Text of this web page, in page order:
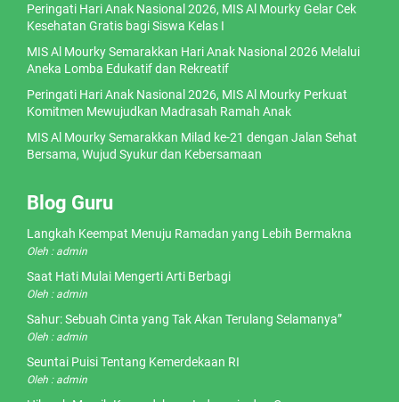
Peringati Hari Anak Nasional 2026, MIS Al Mourky Gelar Cek
Kesehatan Gratis bagi Siswa Kelas I
MIS Al Mourky Semarakkan Hari Anak Nasional 2026 Melalui
Aneka Lomba Edukatif dan Rekreatif
Peringati Hari Anak Nasional 2026, MIS Al Mourky Perkuat
Komitmen Mewujudkan Madrasah Ramah Anak
MIS Al Mourky Semarakkan Milad ke-21 dengan Jalan Sehat
Bersama, Wujud Syukur dan Kebersamaan
Blog Guru
Langkah Keempat Menuju Ramadan yang Lebih Bermakna
Oleh : admin
Saat Hati Mulai Mengerti Arti Berbagi
Oleh : admin
Sahur: Sebuah Cinta yang Tak Akan Terulang Selamanya”
Oleh : admin
Seuntai Puisi Tentang Kemerdekaan RI
Oleh : admin